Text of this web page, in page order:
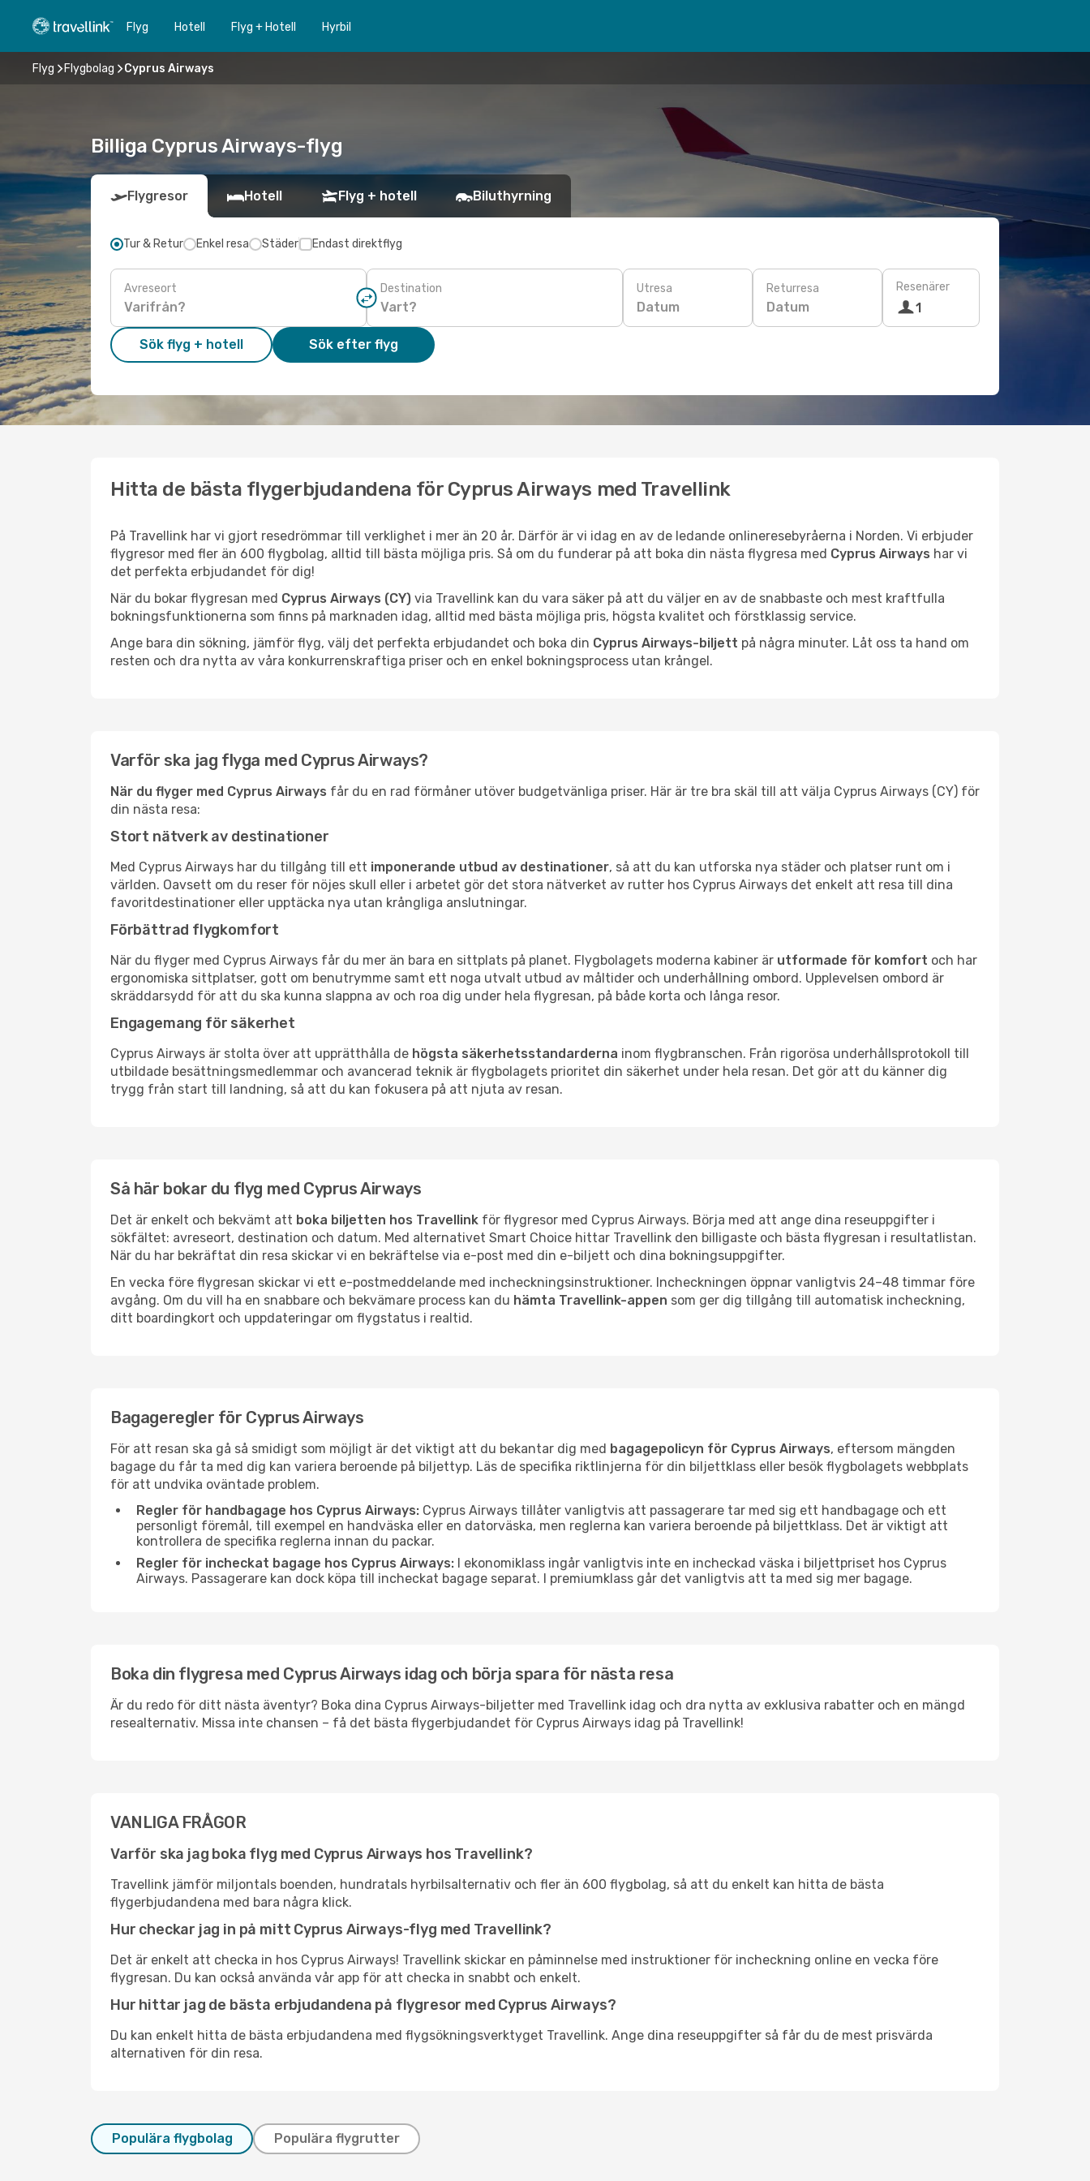
Flyg Hotell Flyg + Hotell Hyrbil
Flyg Flygbolag Cyprus Airways
Billiga Cyprus Airways-flyg
Flygresor Hotell Flyg + hotell Biluthyrning
Tur & Retur Enkel resa Städer Endast direktflyg
Avreseort Destination Utresa
Datum
Returresa
Datum
Resenärer
1
Sök flyg + hotell Sök efter flyg
Hitta de bästa flygerbjudandena för Cyprus Airways med Travellink
På Travellink har vi gjort resedrömmar till verklighet i mer än 20 år. Därför är vi idag en av de ledande onlineresebyråerna i Norden. Vi erbjuder
flygresor med fler än 600 flygbolag, alltid till bästa möjliga pris. Så om du funderar på att boka din nästa flygresa med Cyprus Airways har vi
det perfekta erbjudandet för dig!
När du bokar flygresan med Cyprus Airways (CY) via Travellink kan du vara säker på att du väljer en av de snabbaste och mest kraftfulla
bokningsfunktionerna som finns på marknaden idag, alltid med bästa möjliga pris, högsta kvalitet och förstklassig service.
Ange bara din sökning, jämför flyg, välj det perfekta erbjudandet och boka din Cyprus Airways-biljett på några minuter. Låt oss ta hand om
resten och dra nytta av våra konkurrenskraftiga priser och en enkel bokningsprocess utan krångel.
Varför ska jag flyga med Cyprus Airways?
När du flyger med Cyprus Airways får du en rad förmåner utöver budgetvänliga priser. Här är tre bra skäl till att välja Cyprus Airways (CY) för
din nästa resa:
Stort nätverk av destinationer
Med Cyprus Airways har du tillgång till ett imponerande utbud av destinationer, så att du kan utforska nya städer och platser runt om i
världen. Oavsett om du reser för nöjes skull eller i arbetet gör det stora nätverket av rutter hos Cyprus Airways det enkelt att resa till dina
favoritdestinationer eller upptäcka nya utan krångliga anslutningar.
Förbättrad flygkomfort
När du flyger med Cyprus Airways får du mer än bara en sittplats på planet. Flygbolagets moderna kabiner är utformade för komfort och har
ergonomiska sittplatser, gott om benutrymme samt ett noga utvalt utbud av måltider och underhållning ombord. Upplevelsen ombord är
skräddarsydd för att du ska kunna slappna av och roa dig under hela flygresan, på både korta och långa resor.
Engagemang för säkerhet
Cyprus Airways är stolta över att upprätthålla de högsta säkerhetsstandarderna inom flygbranschen. Från rigorösa underhållsprotokoll till
utbildade besättningsmedlemmar och avancerad teknik är flygbolagets prioritet din säkerhet under hela resan. Det gör att du känner dig
trygg från start till landning, så att du kan fokusera på att njuta av resan.
Så här bokar du flyg med Cyprus Airways
Det är enkelt och bekvämt att boka biljetten hos Travellink för flygresor med Cyprus Airways. Börja med att ange dina reseuppgifter i
sökfältet: avreseort, destination och datum. Med alternativet Smart Choice hittar Travellink den billigaste och bästa flygresan i resultatlistan.
När du har bekräftat din resa skickar vi en bekräftelse via e-post med din e-biljett och dina bokningsuppgifter.
En vecka före flygresan skickar vi ett e-postmeddelande med incheckningsinstruktioner. Incheckningen öppnar vanligtvis 24–48 timmar före
avgång. Om du vill ha en snabbare och bekvämare process kan du hämta Travellink-appen som ger dig tillgång till automatisk incheckning,
ditt boardingkort och uppdateringar om flygstatus i realtid.
Bagageregler för Cyprus Airways
För att resan ska gå så smidigt som möjligt är det viktigt att du bekantar dig med bagagepolicyn för Cyprus Airways, eftersom mängden
bagage du får ta med dig kan variera beroende på biljettyp. Läs de specifika riktlinjerna för din biljettklass eller besök flygbolagets webbplats
för att undvika oväntade problem.
Regler för handbagage hos Cyprus Airways: Cyprus Airways tillåter vanligtvis att passagerare tar med sig ett handbagage och ett
personligt föremål, till exempel en handväska eller en datorväska, men reglerna kan variera beroende på biljettklass. Det är viktigt att
kontrollera de specifika reglerna innan du packar.
Regler för incheckat bagage hos Cyprus Airways: I ekonomiklass ingår vanligtvis inte en incheckad väska i biljettpriset hos Cyprus
Airways. Passagerare kan dock köpa till incheckat bagage separat. I premiumklass går det vanligtvis att ta med sig mer bagage.
Boka din flygresa med Cyprus Airways idag och börja spara för nästa resa
Är du redo för ditt nästa äventyr? Boka dina Cyprus Airways-biljetter med Travellink idag och dra nytta av exklusiva rabatter och en mängd
resealternativ. Missa inte chansen – få det bästa flygerbjudandet för Cyprus Airways idag på Travellink!
VANLIGA FRÅGOR
Varför ska jag boka flyg med Cyprus Airways hos Travellink?
Travellink jämför miljontals boenden, hundratals hyrbilsalternativ och fler än 600 flygbolag, så att du enkelt kan hitta de bästa
flygerbjudandena med bara några klick.
Hur checkar jag in på mitt Cyprus Airways-flyg med Travellink?
Det är enkelt att checka in hos Cyprus Airways! Travellink skickar en påminnelse med instruktioner för incheckning online en vecka före
flygresan. Du kan också använda vår app för att checka in snabbt och enkelt.
Hur hittar jag de bästa erbjudandena på flygresor med Cyprus Airways?
Du kan enkelt hitta de bästa erbjudandena med flygsökningsverktyget Travellink. Ange dina reseuppgifter så får du de mest prisvärda
alternativen för din resa.
Populära flygbolag Populära flygrutter